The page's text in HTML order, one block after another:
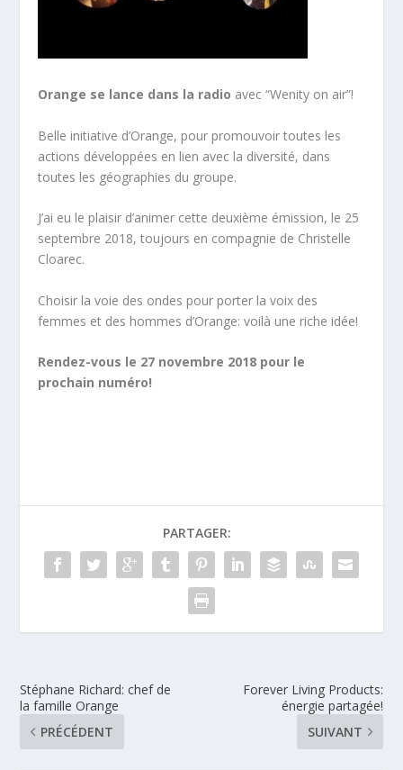
Orange se lance dans la radio avec “Wenity on air”!
Belle initiative d’Orange, pour promouvoir toutes les
actions développées en lien avec la diversité, dans
toutes les géographies du groupe.
J’ai eu le plaisir d’animer cette deuxième émission, le 25
septembre 2018, toujours en compagnie de Christelle
Cloarec.
Choisir la voie des ondes pour porter la voix des
femmes et des hommes d’Orange: voilà une riche idée!
Rendez-vous le 27 novembre 2018 pour le
prochain numéro!
PARTAGER:
Stéphane Richard: chef de
la famille Orange
PRÉCÉDENT
Forever Living Products:
énergie partagée!
SUIVANT